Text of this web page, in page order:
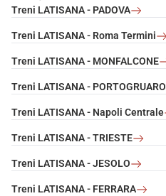
Treni LATISANA - PADOVA
Treni LATISANA - Roma Termini
Treni LATISANA - MONFALCONE
Treni LATISANA - PORTOGRUARO
Treni LATISANA - Napoli Centrale
Treni LATISANA - TRIESTE
Treni LATISANA - JESOLO
Treni LATISANA - FERRARA